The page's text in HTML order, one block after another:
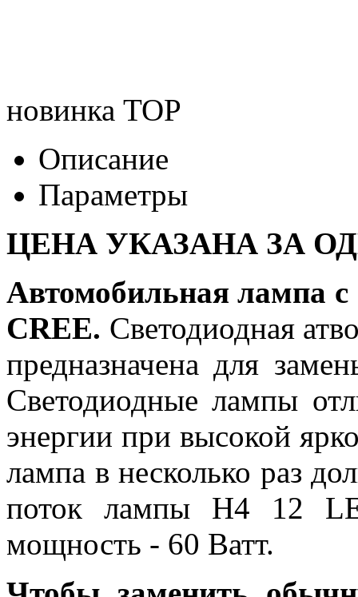
новинка TOP
Описание
Параметры
ЦЕНА УКАЗАНА ЗА
Автомобильная лампа
CREE. Светодиодная
предназначена для
Светодиодные лампы
энергии при высокой
лампа в несколько раз
поток лампы H4 12
мощность - 60 Ватт.